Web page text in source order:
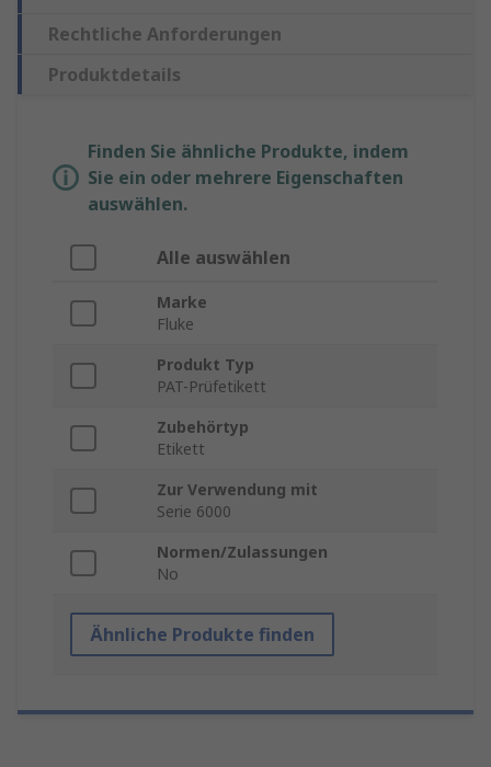
Rechtliche Anforderungen
Produktdetails
Finden Sie ähnliche Produkte, indem
Sie ein oder mehrere Eigenschaften
auswählen.
Alle auswählen
Marke
Fluke
Produkt Typ
PAT-Prüfetikett
Zubehörtyp
Etikett
Zur Verwendung mit
Serie 6000
Normen/Zulassungen
No
Ähnliche Produkte finden